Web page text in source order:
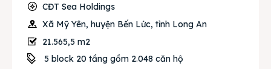
CĐT Sea Holdings
Xã Mỹ Yên, huyện Bến Lức, tỉnh Long An
21.565,5 m2
5 block 20 tầng gồm 2.048 căn hộ